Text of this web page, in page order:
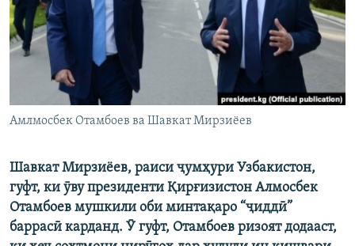
ГУЗОРИШҲОИ РАДИОӢ
Русский
ПАЙГИРӢ КУНЕД
Ҳамаи сомонаҳои RFE/RL
Амлмосбек Отамбоев ва Шавкат Мирзиёев
Шавкат Мирзиёев, раиси ҷумҳури Узбакистон,
гуфт, ки ӯву президенти Қирғизистон Алмосбек
Отамбоев мушкили оби минтақаро “ҷиддӣ”
баррасӣ карданд. Ӯ гуфт, Отамбоев ризоят додааст,